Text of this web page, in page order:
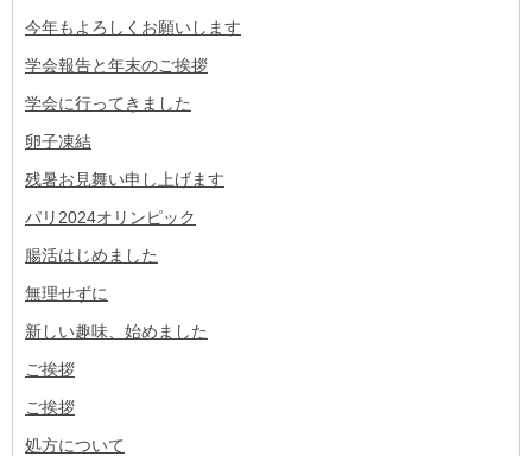
今年もよろしくお願いします
学会報告と年末のご挨拶
学会に行ってきました
卵子凍結
残暑お見舞い申し上げます
パリ2024オリンピック
腸活はじめました
無理せずに
新しい趣味、始めました
ご挨拶
ご挨拶
処方について